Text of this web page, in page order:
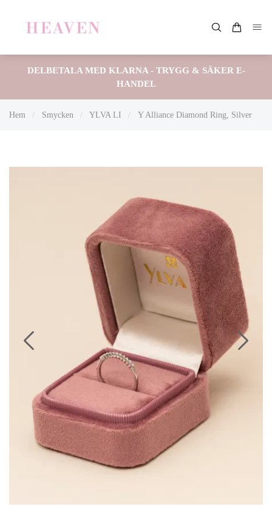
DELBETALA MED KLARNA - TRYGG & SÄKER E-
HANDEL
Hem / Smycken / YLVA LI / Y Alliance Diamond Ring, Silver